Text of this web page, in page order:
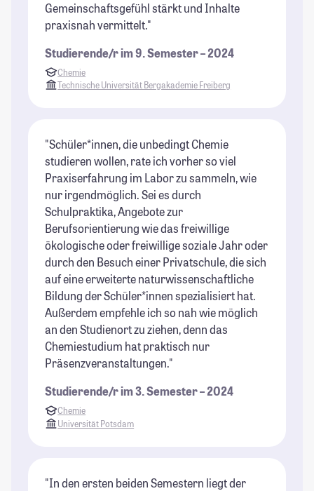
Gemeinschaftsgefühl stärkt und Inhalte
praxisnah vermittelt."
Studierende/r im 9. Semester – 2024
Chemie
Technische Universität Bergakademie Freiberg
"Schüler*innen, die unbedingt Chemie
studieren wollen, rate ich vorher so viel
Praxiserfahrung im Labor zu sammeln, wie
nur irgendmöglich. Sei es durch
Schulpraktika, Angebote zur
Berufsorientierung wie das freiwillige
ökologische oder freiwillige soziale Jahr oder
durch den Besuch einer Privatschule, die sich
auf eine erweiterte naturwissenschaftliche
Bildung der Schüler*innen spezialisiert hat.
Außerdem empfehle ich so nah wie möglich
an den Studienort zu ziehen, denn das
Chemiestudium hat praktisch nur
Präsenzveranstaltungen."
Studierende/r im 3. Semester – 2024
Chemie
Universität Potsdam
"In den ersten beiden Semestern liegt der